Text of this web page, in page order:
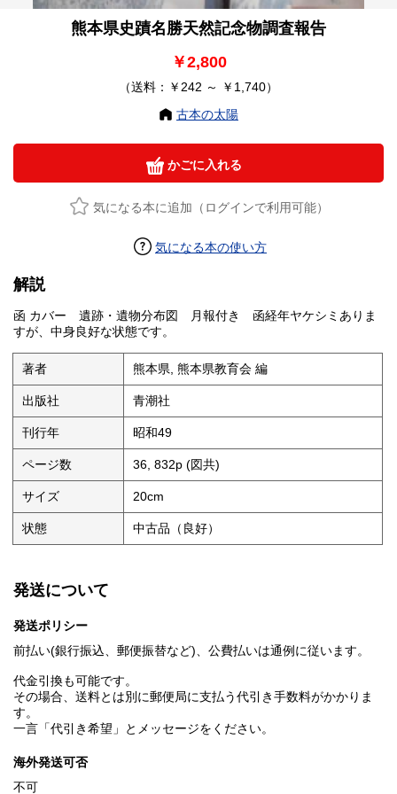
熊本県史蹟名勝天然記念物調査報告
￥2,800
（送料：￥242 ～ ￥1,740）
古本の太陽
かごに入れる
気になる本に追加（ログインで利用可能）
気になる本の使い方
解説
函 カバー 遺跡・遺物分布図 月報付き 函経年ヤケシミありま
すが、中身良好な状態です。
著者 熊本県, 熊本県教育会 編
出版社 青潮社
刊行年 昭和49
ページ数 36, 832p (図共)
サイズ 20cm
状態 中古品（良好）
発送について
発送ポリシー
前払い(銀行振込、郵便振替など)、公費払いは通例に従います。
代金引換も可能です。
その場合、送料とは別に郵便局に支払う代引き手数料がかかりま
す。
一言「代引き希望」とメッセージをください。
海外発送可否
不可